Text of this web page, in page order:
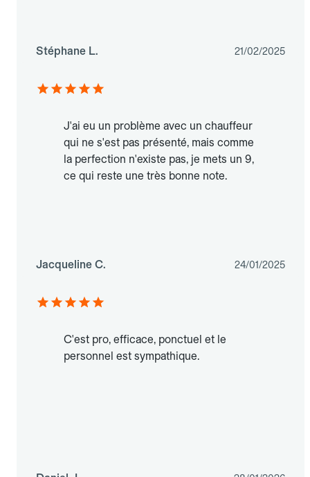
Stéphane L. 21/02/2025
J'ai eu un problème avec un chauffeur
qui ne s'est pas présenté, mais comme
la perfection n'existe pas, je mets un 9,
ce qui reste une très bonne note.
Jacqueline C. 24/01/2025
C'est pro, efficace, ponctuel et le
personnel est sympathique.